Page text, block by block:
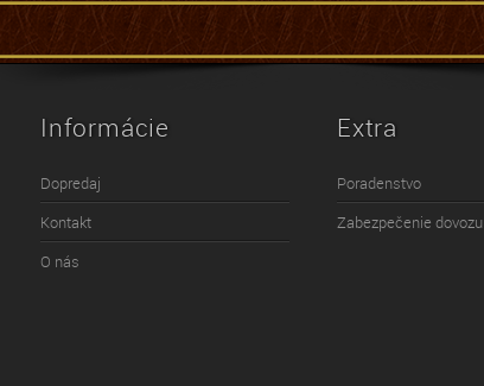
Informácie
Dopredaj
Kontakt
O nás
Extra
Poradenstvo
Zabezpečenie dovozu